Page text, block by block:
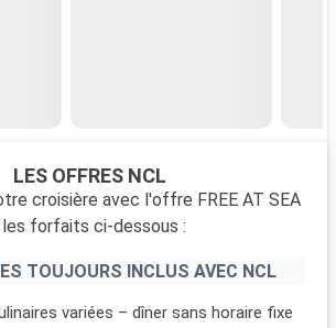
LES OFFRES NCL
croisière avec l'offre FREE AT SEA
forfaits ci-dessous :
TOUJOURS INCLUS AVEC NCL
variées – dîner sans horaire fixe